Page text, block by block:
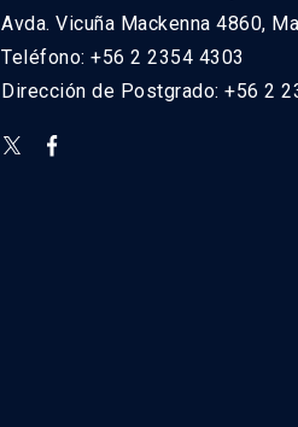
Avda. Vicuña Mackenna 4860,
Teléfono: +56 2 2354 4303
Dirección de Postgrado: +56 2